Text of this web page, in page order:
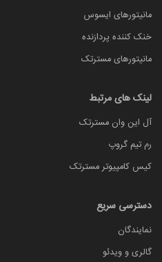
مانیتورهای ایسوس
خنک کننده پردازنده
مانیتورهای مسترتک
لینک های مرتبط
آل این وان مسترتک
رم تیم گروپ
کیس کامپیوتر مسترتک
دسترسی سریع
نمایندگان
گالری و ویدئو